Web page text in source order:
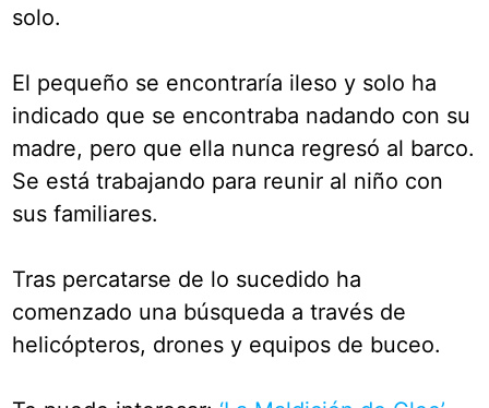
solo.
El pequeño se encontraría ileso y solo ha
indicado que se encontraba nadando con su
madre, pero que ella nunca regresó al barco.
Se está trabajando para reunir al niño con
sus familiares.
Tras percatarse de lo sucedido ha
comenzado una búsqueda a través de
helicópteros, drones y equipos de buceo.